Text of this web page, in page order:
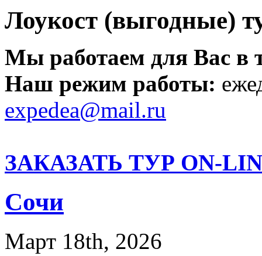
Лоукост (выгодные)
Мы работаем для Вас в
Наш режим работы:
expedea@mail.ru
ЗАКАЗАТЬ ТУР ON-
Сочи
Март 18th, 2026